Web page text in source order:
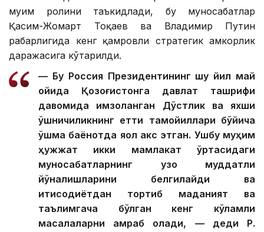
муҳим ролини таъкидлади, бу муносабатлар
Қасим-Жомарт Тоқаев ва Владимир Путин
раҳбарлигида кенг қамровли стратегик ҳамкорлик
даражасига кўтарилди.
— Бу Россия Президентининг шу йил май
ойида Қозоғистонга давлат ташрифи
давомида имзоланган Дўстлик ва яхши
қўшничиликнинг етти тамойиллари бўйича
қўшма баёнотда яққол акс этган. Ушбу муҳим
ҳужжат икки мамлакат ўртасидаги
муносабатларнинг узоқ муддатли
йўналишларини белгилайди ва
иқтисодиётдан тортиб маданият ва
таълимгача бўлган кенг кўламли
масалаларни қамраб олади, — деди Р.